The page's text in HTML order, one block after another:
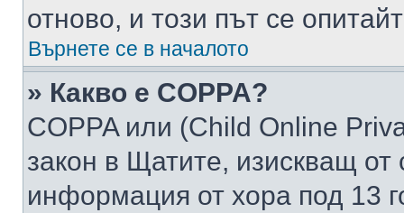
отново, и този път се
Върнете се в началото
» Какво е COPPA?
COPPA или (Child Online
закон в Щатите, изискващ от
информация от хора под 13